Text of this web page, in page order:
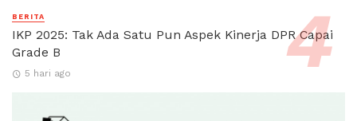
BERITA
IKP 2025: Tak Ada Satu Pun Aspek Kinerja DPR Capai
Grade B
5 hari ago